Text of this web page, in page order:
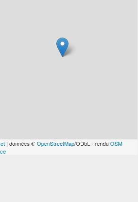
| données ©OpenStreetMap/ODbL - renduOSM